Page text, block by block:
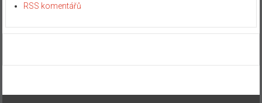
RSS komentářů